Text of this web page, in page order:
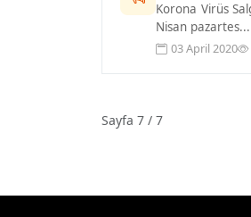
Korona Virüs
Nisan pazartes...
03 April 2020
Sayfa 7 / 7